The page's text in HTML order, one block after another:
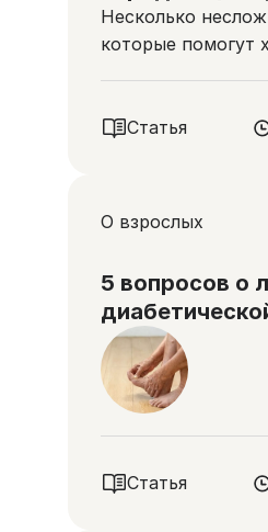
Несколько
которые помогут
Статья
О взрослых
5 вопросов о
Статья